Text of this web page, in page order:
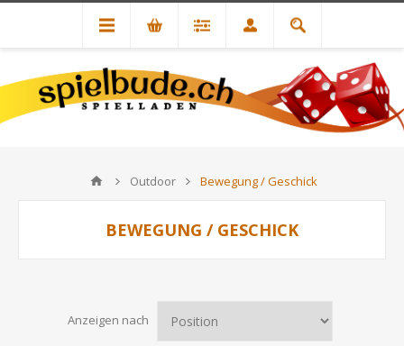
Outdoor Bewegung / Geschick
BEWEGUNG / GESCHICK
Anzeigen nach